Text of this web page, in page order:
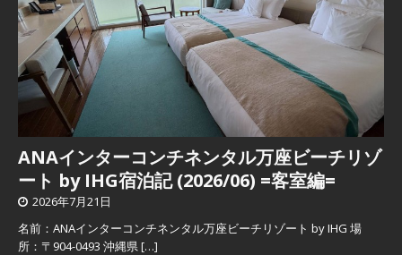
ANAインターコンチネンタル万座ビーチリゾ
ート by IHG宿泊記 (2026/06) =客室編=
2026年7月21日
名前：ANAインターコンチネンタル万座ビーチリゾート by IHG 場
所：〒904-0493 沖縄県[…]